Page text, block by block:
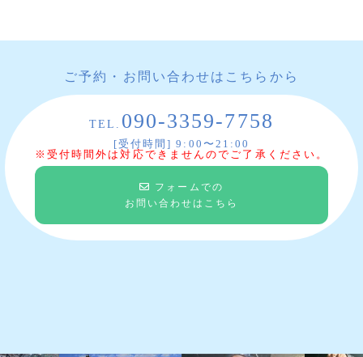
ご予約・お問い合わせはこちらから
TEL. 090-3359-7758
[受付時間] 9:00〜21:00
※受付時間外は対応できませんのでご了承ください。
フォームでの
お問い合わせはこちら